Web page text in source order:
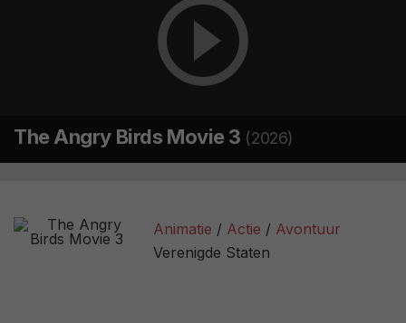
The Angry Birds Movie 3 (2026)
Animatie Actie
Avontuur
Verenigde Staten